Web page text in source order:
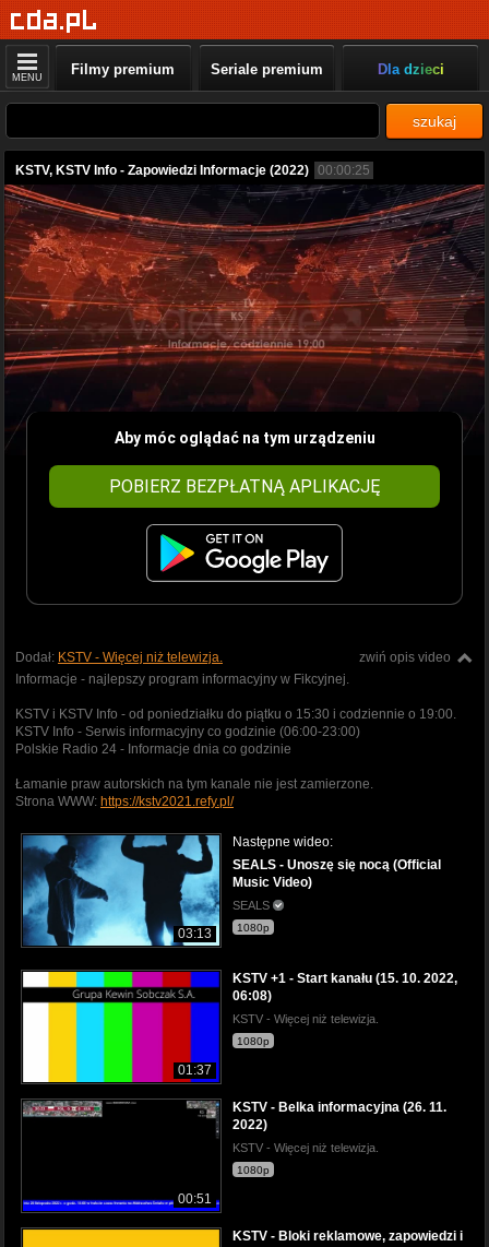
MENU Filmy premium Seriale premium Dla dzieci
szukaj
KSTV, KSTV Info - Zapowiedzi Informacje (2022) 00:00:25
Aby móc oglądać na tym urządzeniu
POBIERZ BEZPŁATNĄ APLIKACJĘ
zwiń opis video
Dodał: KSTV - Więcej niż telewizja.
Informacje - najlepszy program informacyjny w Fikcyjnej.
KSTV i KSTV Info - od poniedziałku do piątku o 15:30 i codziennie o 19:00.
KSTV Info - Serwis informacyjny co godzinie (06:00-23:00)
Polskie Radio 24 - Informacje dnia co godzinie
Łamanie praw autorskich na tym kanale nie jest zamierzone.
Strona WWW: https://kstv2021.refy.pl/
03:13
Następne wideo:
SEALS - Unoszę się nocą (Official
Music Video)
SEALS
1080p
01:37
KSTV +1 - Start kanału (15. 10. 2022,
06:08)
KSTV - Więcej niż telewizja.
1080p
00:51
KSTV - Belka informacyjna (26. 11.
2022)
KSTV - Więcej niż telewizja.
1080p
KSTV - Bloki reklamowe, zapowiedzi i